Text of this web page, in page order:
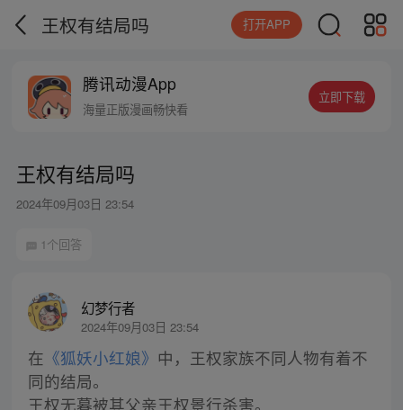
王权有结局吗 打开APP
腾讯动漫App
海量正版漫画畅快看
立即下载
王权有结局吗
2024年09月03日 23:54
1个回答
幻梦行者
2024年09月03日 23:54
在 《狐妖小红娘》 中，王权家族不同人物有着不
同的结局。
王权无暮被其父亲王权景行杀害。